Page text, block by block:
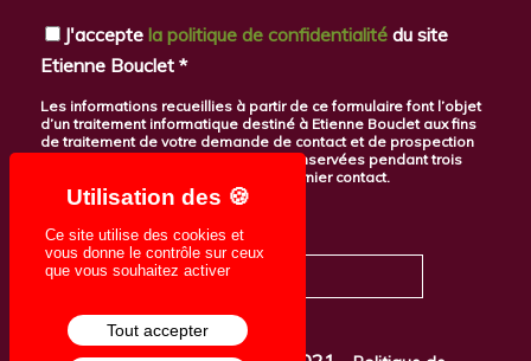
J'accepte la politique de confidentialitédu site
Etienne Bouclet *
Les informations recueillies à partir de ce formulaire font l’objet
d’un traitement informatique destiné à Etienne Bouclet aux fins
de traitement de votre demande de contact et de prospection
commerciale. Ces données seront conservées pendant trois
ans à compter de la date de votre dernier contact.
Voir plus
Ce site utilise des cookies et
vous donne le contrôle sur ceux
que vous souhaitez activer
Tout accepter